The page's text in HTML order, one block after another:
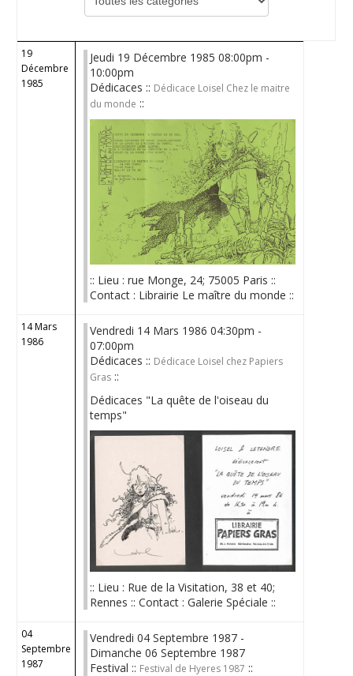
19
Décembre
1985
Jeudi 19 Décembre 1985 08:00pm -
10:00pm
Dédicaces :: Dédicace Loisel Chez le maitre
du monde ::
:: Lieu : rue Monge, 24; 75005 Paris ::
Contact : Librairie Le maître du monde ::
14 Mars
1986
Vendredi 14 Mars 1986 04:30pm -
07:00pm
Dédicaces :: Dédicace Loisel chez Papiers
Gras ::
Dédicaces "La quête de l'oiseau du
temps"
:: Lieu : Rue de la Visitation, 38 et 40;
Rennes :: Contact : Galerie Spéciale ::
04
Septembre
1987
Vendredi 04 Septembre 1987 -
Dimanche 06 Septembre 1987
Festival :: Festival de Hyeres 1987 ::